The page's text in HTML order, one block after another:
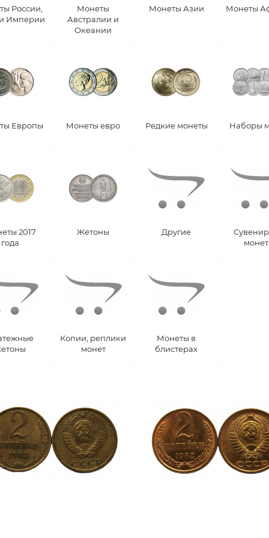
России,
Империи
Монеты
Австралии и
Океании
Монеты Азии Монеты
Европы Монеты евро Редкие монеты Наборы
2017
года
Жетоны Другие
Копии, реплики
монет
Монеты в
блистерах